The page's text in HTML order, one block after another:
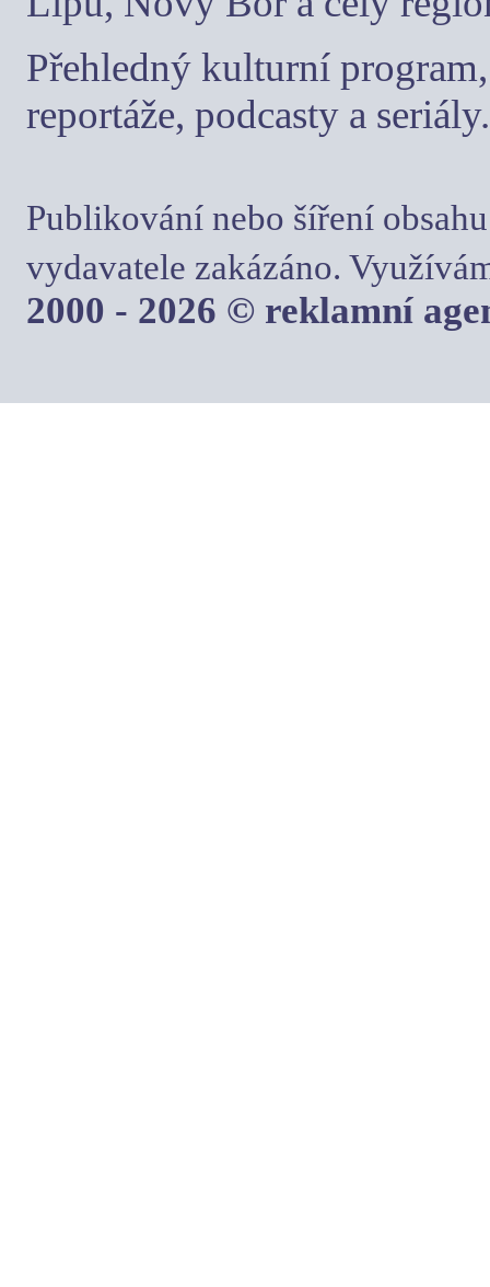
Přehledný kulturní
reportáže, podcasty a seriály.
Publikování nebo šíření
vydavatele zakázáno.
2000 - 2026 © reklamní